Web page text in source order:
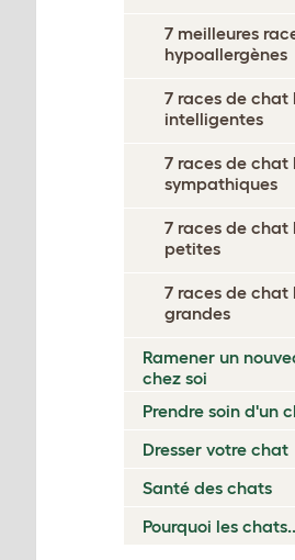
7 meilleures
hypoallergènes
7 races de chat
intelligentes
7 races de chat
sympathiques
7 races de chat
petites
7 races de chat
grandes
Ramener un
chez soi
Prendre soin d'un
Dresser votre chat
Santé des chats
Pourquoi les